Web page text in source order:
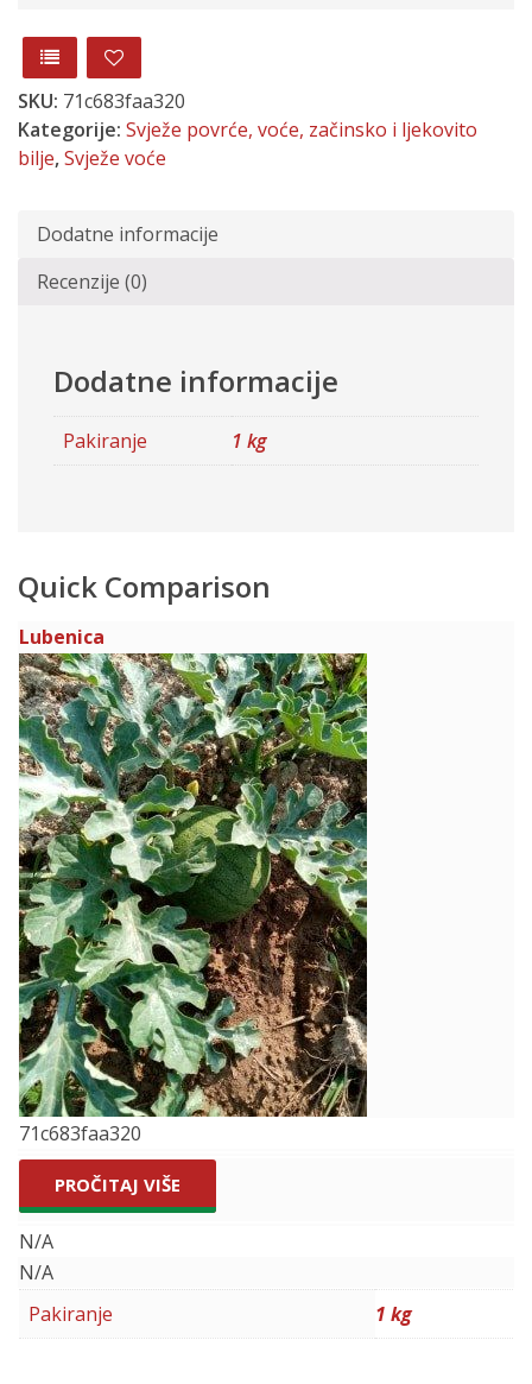
SKU: 71c683faa320
Kategorije: Svježe povrće, voće, začinsko i ljekovito
bilje,Svježe voće
Dodatne informacije
Recenzije (0)
Dodatne informacije
Pakiranje 1 kg
Quick Comparison
Lubenica
71c683faa320
PROČITAJ VIŠE
N/A
N/A
Pakiranje
1 kg